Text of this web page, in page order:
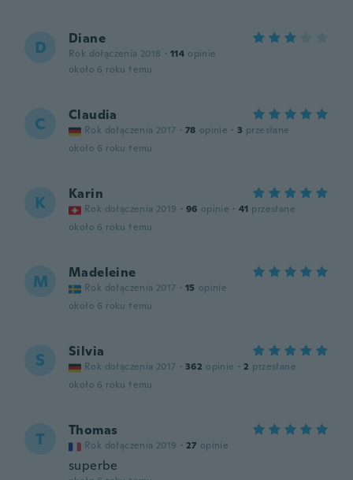
D Diane
Rok dołączenia 2018 · 114 opinie
około 6 roku temu
C Claudia
Rok dołączenia 2017 · 78 opinie · 3 przesłane
około 6 roku temu
K Karin
Rok dołączenia 2019 · 96 opinie · 41 przesłane
około 6 roku temu
M Madeleine
Rok dołączenia 2017 · 15 opinie
około 6 roku temu
S Silvia
Rok dołączenia 2017 · 362 opinie · 2 przesłane
około 6 roku temu
T Thomas
Rok dołączenia 2019 · 27 opinie
superbe